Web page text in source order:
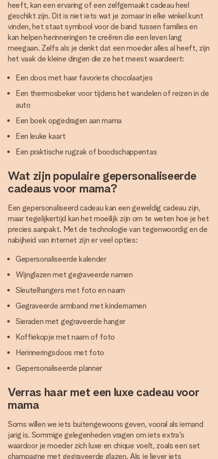
heeft, kan een ervaring of een zelfgemaakt cadeau heel
geschikt zijn. Dit is niet iets wat je zomaar in elke winkel kunt
vinden, het staat symbool voor de band tussen families en
kan helpen herinneringen te creëren die een leven lang
meegaan. Zelfs als je denkt dat een moeder alles al heeft, zijn
het vaak de kleine dingen die ze het meest waardeert:
Een doos met haar favoriete chocolaatjes
Een thermosbeker voor tijdens het wandelen of reizen in de
auto
Een boek opgedragen aan mama
Een leuke kaart
Een praktische rugzak of boodschappentas
Wat zijn populaire gepersonaliseerde
cadeaus voor mama?
Een gepersonaliseerd cadeau kan een geweldig cadeau zijn,
maar tegelijkertijd kan het moeilijk zijn om te weten hoe je het
precies aanpakt. Met de technologie van tegenwoordig en de
nabijheid van internet zijn er veel opties:
Gepersonaliseerde kalender
Wijnglazen met gegraveerde namen
Sleutelhangers met foto en naam
Gegraveerde armband met kindernamen
Sieraden met gegraveerde hanger
Koffiekopje met naam of foto
Herinneringsdoos met foto
Gepersonaliseerde planner
Verras haar met een luxe cadeau voor
mama
Soms willen we iets buitengewoons geven, vooral als iemand
jarig is. Sommige gelegenheden vragen om iets extra's
waardoor je moeder zich luxe en chique voelt, zoals een set
champagne met gegraveerde glazen. Als je liever iets